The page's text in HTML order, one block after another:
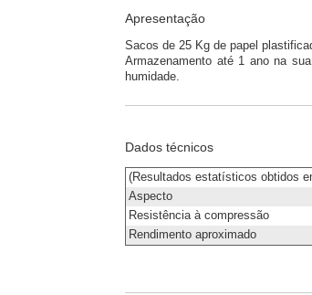
Apresentação
Sacos de 25 Kg de papel
Armazenamento até 1 ano na
humidade.
Dados técnicos
(Resultados estatísticos obtidos
Aspecto
Resistência à compressão
Rendimento aproximado